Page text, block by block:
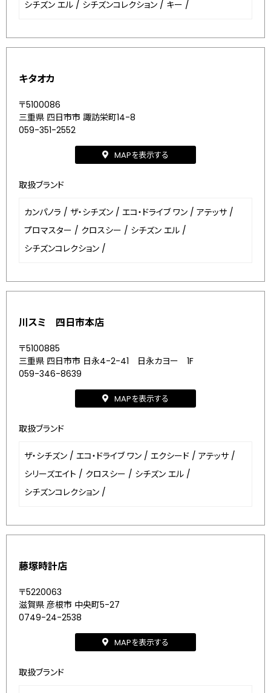
シチズン エル / シチズンコレクション / キー /
キタオカ
〒5100086
三重県 四日市市 諏訪栄町14-8
059-351-2552
MAPを表示する
取扱ブランド
カンパノラ / ザ・シチズン / エコ・ドライブ ワン / アテッサ /
プロマスター / クロスシー / シチズン エル /
シチズンコレクション /
川スミ 四日市本店
〒5100885
三重県 四日市市 日永4-2-41 日永カヨー 1F
059-346-8639
MAPを表示する
取扱ブランド
ザ・シチズン / エコ・ドライブ ワン / エクシード / アテッサ /
シリーズエイト / クロスシー / シチズン エル /
シチズンコレクション /
藤塚時計店
〒5220063
滋賀県 彦根市 中央町5-27
0749-24-2538
MAPを表示する
取扱ブランド